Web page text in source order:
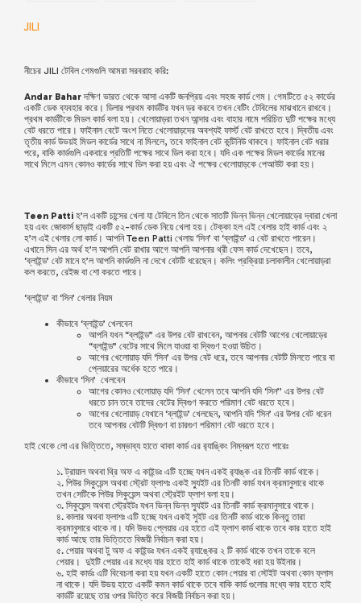
JILI
নীচের JILI টেবিল গেমগুলি আমরা সরবরাহ করি:
Andar Baharদক্ষিণ ভারত থেকে আসা একটি জনপ্রিয় এবং সহজ কার্ড গেম। গেমটিতে ৫২ কার্ডের
একটি ডেক ব্যবহার করে। ডিলার প্রথম কার্ডটির যখন ড্র করবে তখন বেটিং টেবিলের মাঝখানে রাখবে।
প্রথম কার্ডটিকে মিডল কার্ড বলা হয়। খেলোয়াড়রা তখন আন্দার এবং বাহার নামে পরিচিত দুটি পক্ষের মধ্যে
বেট ধরতে পারে। ফাইনাল বেটে অংশ নিতে খেলোয়াড়দের অবশ্যই ফার্স্ট বেট রাখতে হবে। দ্বিতীয় এবং
তৃতীয় কার্ড উভয়ই মিডল কার্ডের সাথে না মিললে, তবে ফাইনাল বেট কন্টিনিউ থাকবে। ফাইনাল বেট ধরার
পরে, বাকি কার্ডগুলি একবারে প্রতিটি পক্ষের সাথে ডিল করা হবে। যদি এক পক্ষের মিডল কার্ডের মানের
সাথে মিলে এমন কোনও কার্ডের সাথে ডিল করা হয় এবং ঐ পক্ষের খেলোয়াড়কে পেআউট করা হয়।
Teen Patti হ’ল একটি চান্সের খেলা যা টেবিলে তিন থেকে সাতটি ভিন্ন ভিন্ন খেলোয়াড়ের দ্বারা খেলা
হয় এবং জোকার্স ছাড়াই একটি ৫২-কার্ড ডেক নিয়ে খেলা হয়। টেক্কা হল এই খেলার হাই কার্ড এবং ২
হ’ল এই খেলার লো কার্ড। আপনি Teen Patti খেলায় ‘সিন’ বা ‘ব্লাইন্ড’ এ বেট রাখতে পারেন।
এখানে সিন এর অর্থ হ’ল আপনি বেট রাখার আগে আপনি আপনার থ্রী ফেস কার্ড দেখেছেন। তবে,
‘ব্লাইন্ড’ বেট মানে হ’ল আপনি কার্ডগুলি না দেখে বেটটি ধরেছেন। কলিং প্রক্রিয়া চলাকালীন খেলোয়াড়রা
কল করতে, রেইজ বা শো করতে পারে।
‘ব্লাইন্ড’ বা ‘সিন’ খেলার নিয়ম
কীভাবে ‘ব্লাইন্ড’ খেলবেন
আপনি যখন “ব্লাইন্ড” এর উপর বেট রাখবেন, আপনার বেটটি আগের খেলোয়াড়ের
“ব্লাইন্ড” বেটের সাথে মিলে যাওয়া বা দ্বিগুণ হওয়া উচিত।
আগের খেলোয়াড় যদি ‘সিন’ এর উপর বেট ধরে, তবে আপনার বেটটি মিলতে পারে বা
প্লেয়ারের অর্ধেক হতে পারে।
কীভাবে ‘সিন’ খেলবেন
আগের কোনও খেলোয়াড় যদি ‘সিন’ খেলেন তবে আপনি যদি ‘সিন’’ এর উপর বেট
ধরতে চান তবে তাদের বেটের দ্বিগুণ করতে পরিমাণ বেট ধরতে হবে।
আগের খেলোয়াড় যেখানে ‘ব্লাইন্ড’ খেলছেন, আপনি যদি ‘সিন’ এর উপর বেট ধরেন
তবে আপনার বেটটি দ্বিগুণ বা চারগুণ পরিমাণ বেট ধরতে হবে।
হাই থেকে লো এর ভিত্তিতে, সম্ভাব্য হাতে থাকা কার্ড এর র‍্যাঙ্কিং নিম্নরূপ হতে পারেঃ
১. ট্রায়াল অথবা থ্রি অফ এ কাইন্ডঃ এটি হচ্ছে যখন একই র‍্যাঙ্ক এর তিনটি কার্ড থাকে।
২. পিউর সিকুয়েন্স অথবা স্ট্রেট ফ্লাশঃ একই স্যুইট এর তিনটি কার্ড যখন ক্রমানুসারে থাকে
তখন সেটিকে পিউর সিকুয়েন্স অথবা স্ট্রেইট ফ্লাশ বলা হয়।
৩. সিকুয়েন্স অথবা স্ট্রেইটঃ যখন ভিন্ন ভিন্ন স্যুইট এর তিনটি কার্ড ক্রমানুসারে থাকে।
৪. কালার অথবা ফ্লাশঃ এটি হচ্ছে যখন একই সুইট এর তিনটি কার্ড থাকে কিন্তু তারা
ক্রমানুসারে থাকে না। যদি উভয় প্লেয়ার এর হাতে এই ফ্লাশ কার্ড থাকে তবে কার হাতে হাই
কার্ড আছে তার ভিত্তিতে বিজয়ী নির্বাচন করা হয়।
৫. পেয়ার অথবা টু অফ এ কাইন্ডঃ যখন একই র‍্যাঙ্কের ২ টি কার্ড থাকে তখন তাকে বলে
পেয়ার। দুইটি পেয়ার এর মধ্যে যার হাতে হাই কার্ড থাকে তাকেই ধরা হয় উইনার।
৬. হাই কার্ডঃ এটি বিবেচনা করা হয় যখন একটি হাতে কোন পেয়ার বা স্টেইট অথবা কোন ফ্লাস
না থাকে। যদি উভয় হাতে একটি কমন কার্ড থাকে তবে বাকি কার্ড গুলোর মধ্যে কার হাতে হাই
কার্ডটি রয়েছে তার ওপর ভিত্তি করে বিজয়ী নির্বাচন করা হয়।